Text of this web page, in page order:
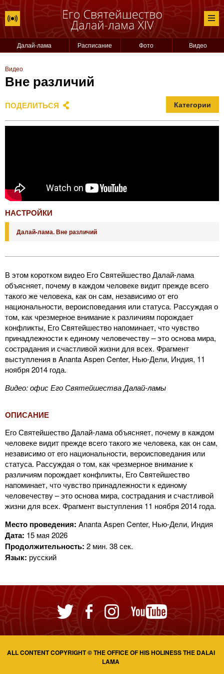
Далай-лама Расписание Фото Видео
Видео
Вне различий
ПОДЕЛИТЬСЯ Категории
НАСТРОЙКИ
Далай-лама. Вне различий
В этом коротком видео Его Святейшество Далай-лама
объясняет, почему в каждом человеке видит прежде всего
такого же человека, как он сам, независимо от его
национальности, вероисповедания или статуса. Рассуждая о
том, как чрезмерное внимание к различиям порождает
конфликты, Его Святейшество напоминает, что чувство
принадлежности к единому человечеству – это основа мира,
сострадания и счастливой жизни для всех. Фрагмент
выступления в Ananta Aspen Center, Нью-Дели, Индия, 11
ноября 2014 года.
Видео: офис Его Святейшества Далай-ламы
ОПИСАНИЕ
Его Святейшество Далай-лама объясняет, почему в каждом
человеке видит прежде всего такого же человека, как он сам,
независимо от его национальности, вероисповедания или
статуса. Рассуждая о том, как чрезмерное внимание к
различиям порождает конфликты, Его Святейшество
напоминает, что чувство принадлежности к единому
человечеству – это основа мира, сострадания и счастливой
жизни для всех. Фрагмент выступления 11 ноября 2014 года.
Место проведения: Ananta Aspen Center, Нью-Дели, Индия
Дата: 15 мая 2026
Продолжительность: 2 мин. 38 сек.
Язык: русский
ALL CONTENT COPYRIGHT © THE OFFICE OF HIS HOLINESS THE DALAI
LAMA